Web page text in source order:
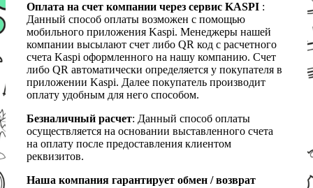
Оплата на счет компании через сервис KASPI :
Данный способ оплаты возможен с помощью
мобильного приложения Kaspi. Менеджеры нашей
компании высылают счет либо QR код с расчетного
счета Kaspi оформленного на нашу компанию. Счет
либо QR автоматически определяется у покупателя в
приложении Kaspi. Далее покупатель производит
оплату удобным для него способом.
Безналичный расчет: Данный способ оплаты
осуществляется на основании выставленного счета
на оплату после предоставления клиентом
реквизитов.
Наша компания гарантирует обмен / возврат